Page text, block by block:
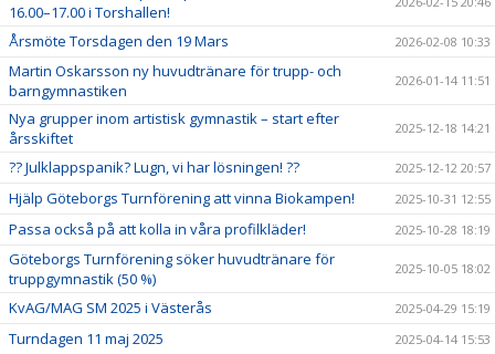
16.00–17.00 i Torshallen!
Årsmöte Torsdagen den 19 Mars 2026-02-08 10:33
Martin Oskarsson ny huvudtränare för trupp- och
barngymnastiken
2026-01-14 11:51
Nya grupper inom artistisk gymnastik – start efter
årsskiftet
2025-12-18 14:21
?? Julklappspanik? Lugn, vi har lösningen! ?? 2025-12-12 20:57
Hjälp Göteborgs Turnförening att vinna Biokampen! 2025-10-31 12:55
Passa också på att kolla in våra profilkläder! 2025-10-28 18:19
Göteborgs Turnförening söker huvudtränare för
truppgymnastik (50 %)
2025-10-05 18:02
KvAG/MAG SM 2025 i Västerås 2025-04-29 15:19
Turndagen 11 maj 2025 2025-04-14 15:53